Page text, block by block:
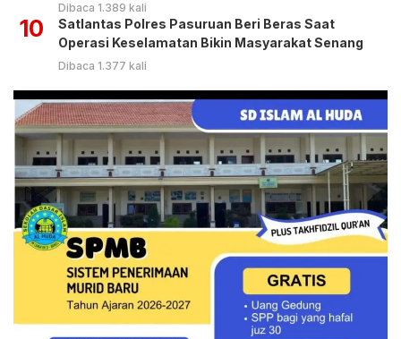
Dibaca 1.389 kali
10
Satlantas Polres Pasuruan Beri Beras Saat
Operasi Keselamatan Bikin Masyarakat Senang
Dibaca 1.377 kali